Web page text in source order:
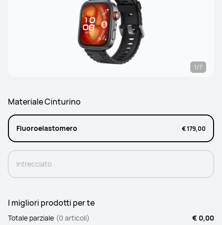
1/7
Materiale Cinturino
Fluoroelastomero € 179,00
Intrecciato
I migliori prodotti per te
Totale parziale (0 articoli)
€ 0,00